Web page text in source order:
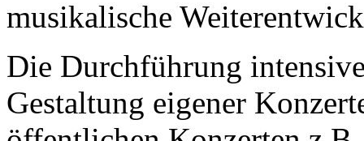
musikalische
Die Durchführung
Gestaltung eigener